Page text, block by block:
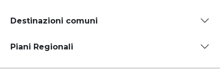
Destinazioni comuni
Piani Regionali